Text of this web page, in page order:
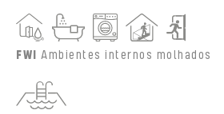
FWI Ambientes internos molhados